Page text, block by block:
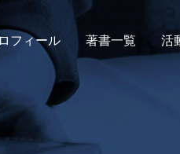
フィール 著書一覧 活